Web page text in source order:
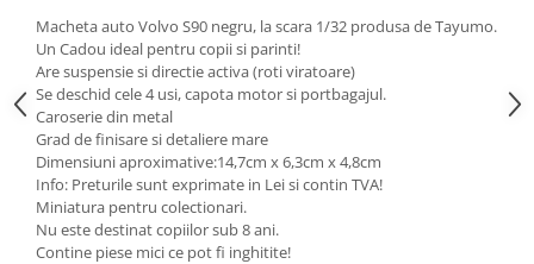
MACHETE VEHICULE INTERVENTIE
MINI DIORAME
Seturi HOTWHEELS
VITRINE, FIGURINE, ACCESORII
MACHETE
BALOANE SUPERSHAPE SI JUMBO
DECORATIUNI CRACIUN SI ANUL
NOU
DECORATIUNI PETRECERE
CARNAVAL
LUMANARI PETRECERI ANIVERSARI
PAPUSI SI DECORATIUNI HORROR
POSTERE PENTRU PERETE SI
ACCESORII
Macheta auto Volvo S90 negru, la scara 1/32 produsa de Tayumo.
Un Cadou ideal pentru copii si parinti!
Are suspensie si directie activa (roti viratoare)
Se deschid cele 4 usi, capota motor si portbagajul.
Caroserie din metal
Grad de finisare si detaliere mare
Dimensiuni aproximative:14,7cm x 6,3cm x 4,8cm
Info: Preturile sunt exprimate in Lei si contin TVA!
Miniatura pentru colectionari.
Nu este destinat copiilor sub 8 ani.
Contine piese mici ce pot fi inghitite!